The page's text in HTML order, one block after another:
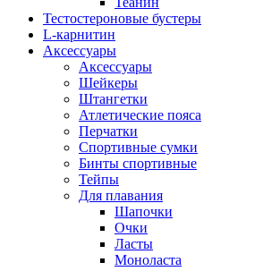
Тестостероновые бустеры
L-карнитин
Аксессуары
Аксессуары
Шейкеры
Штангетки
Атлетические пояса
Перчатки
Спортивные сумки
Бинты спортивные
Тейпы
Для плавания
Шапочки
Очки
Ласты
Моноласта